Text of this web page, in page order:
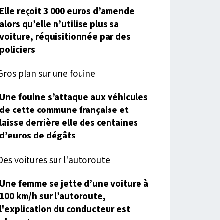
Elle reçoit 3 000 euros d’amende
alors qu’elle n’utilise plus sa
voiture, réquisitionnée par des
policiers
Une fouine s’attaque aux véhicules
de cette commune française et
laisse derrière elle des centaines
d’euros de dégâts
Une femme se jette d’une voiture à
100 km/h sur l’autoroute,
l'explication du conducteur est